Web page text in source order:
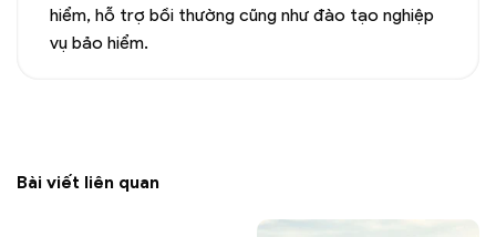
hiểm, hỗ trợ bồi thường cũng như đào tạo nghiệp
vụ bảo hiểm.
Bài viết liên quan